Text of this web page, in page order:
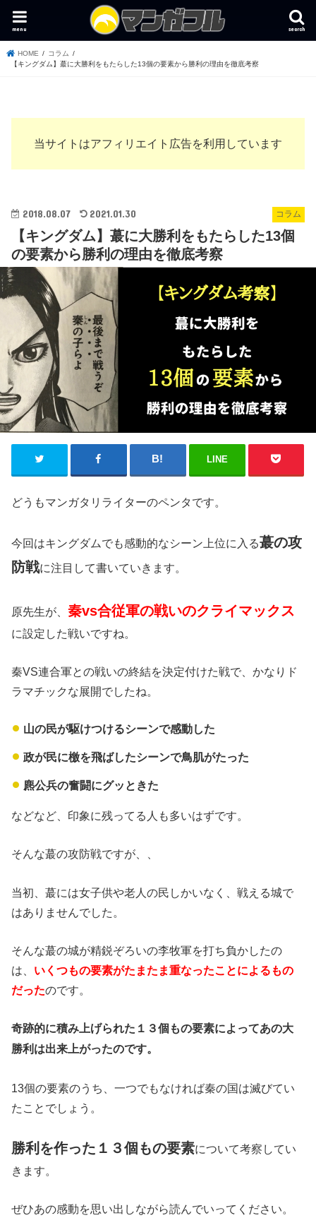
search
menu
HOME
コラム
【キングダム】蕞に大勝利をもたらした13個の要素から勝利の理由を徹底考察
当サイトはアフィリエイト広告を利用しています
コラム
2018.08.07 2021.01.30
【キングダム】蕞に大勝利をもたらした13個
の要素から勝利の理由を徹底考察
LINE
どうもマンガタリライターのペンタです。
今回はキングダムでも感動的なシーン上位に入る蕞の攻
防戦に注目して書いていきます。
原先生が、秦vs合従軍の戦いのクライマックス
に設定した戦いですね。
秦VS連合軍との戦いの終結を決定付けた戦で、かなりド
ラマチックな展開でしたね。
山の民が駆けつけるシーンで感動した
政が民に檄を飛ばしたシーンで鳥肌がたった
麃公兵の奮闘にグッときた
などなど、印象に残ってる人も多いはずです。
そんな蕞の攻防戦ですが、、
当初、蕞には女子供や老人の民しかいなく、戦える城で
はありませんでした。
そんな蕞の城が精鋭ぞろいの李牧軍を打ち負かしたの
は、 いくつもの要素がたまたま重なったことによるもの
だったのです。
奇跡的に積み上げられた１３個もの要素によってあの大
勝利は出来上がったのです。
13個の要素のうち、一つでもなければ秦の国は滅びてい
たことでしょう。
勝利を作った１３個もの要素について考察してい
きます。
ぜひあの感動を思い出しながら読んでいってください。